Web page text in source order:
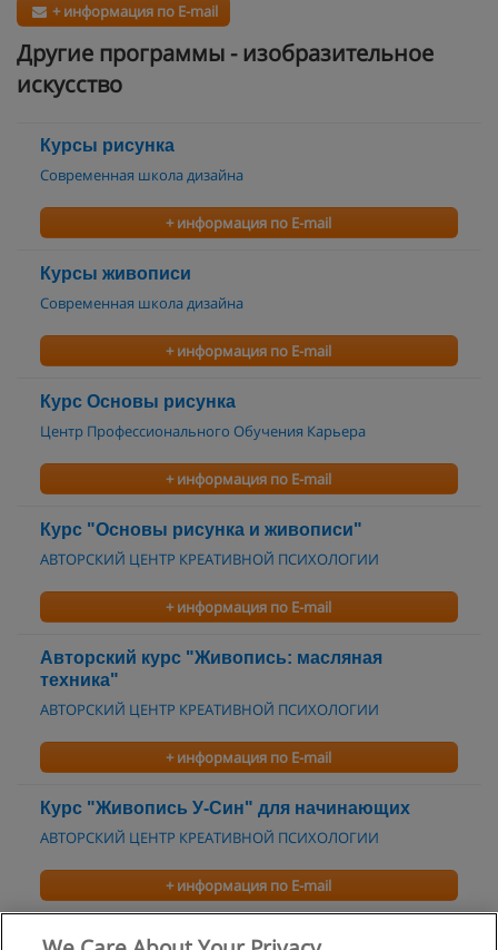
+ информация по E-mail
Другие программы - изобразительное
искусство
Курсы рисунка
Современная школа дизайна
+ информация по E-mail
Курсы живописи
Современная школа дизайна
+ информация по E-mail
Курс Основы рисунка
Центр Профессионального Обучения Карьера
+ информация по E-mail
Курс "Основы рисунка и живописи"
АВТОРСКИЙ ЦЕНТР КРЕАТИВНОЙ ПСИХОЛОГИИ
+ информация по E-mail
Авторский курс "Живопись: масляная
техника"
АВТОРСКИЙ ЦЕНТР КРЕАТИВНОЙ ПСИХОЛОГИИ
+ информация по E-mail
Курс "Живопись У-Син" для начинающих
АВТОРСКИЙ ЦЕНТР КРЕАТИВНОЙ ПСИХОЛОГИИ
+ информация по E-mail
Курсы академического рисунка и живописи